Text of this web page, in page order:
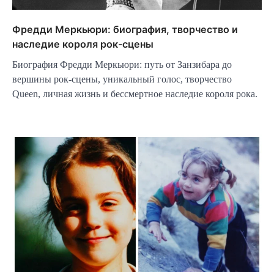
Фредди Меркьюри: биография, творчество и
наследие короля рок-сцены
Биография Фредди Меркьюри: путь от Занзибара до
вершины рок-сцены, уникальный голос, творчество
Queen, личная жизнь и бессмертное наследие короля рока.